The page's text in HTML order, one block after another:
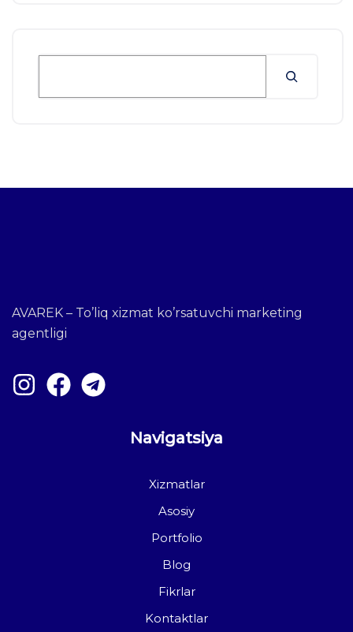
AVAREK – To’liq xizmat ko’rsatuvchi marketing
agentligi
Navigatsiya
Xizmatlar
Asosiy
Portfolio
Blog
Fikrlar
Kontaktlar